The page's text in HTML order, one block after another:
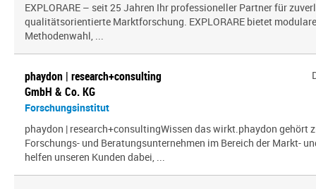
EXPLORARE – seit 25 Jahren Ihr professioneller Partner für
qualitätsorientierte Marktforschung. EXPLORARE bietet
Methodenwahl, ...
phaydon | research+consulting
GmbH & Co. KG
Forschungsinstitut
phaydon | research+consultingWissen das wirkt.phaydon gehört
Forschungs- und Beratungsunternehmen im Bereich der Markt-
helfen unseren Kunden dabei, ...